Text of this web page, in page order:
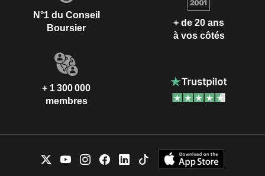
N°1 du Conseil
Boursier
+ de 20 ans
à vos côtés
+ 1 300 000
membres